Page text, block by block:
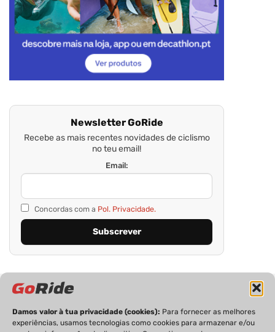
Damos valor à tua privacidade (cookies): Para fornecer as melhores
experiências, usamos tecnologias como cookies para armazenar e/ou
Newsletter GoRide
Recebe as mais recentes novidades de ciclismo
no teu email!
Email:
Concordas com a Pol. Privacidade.